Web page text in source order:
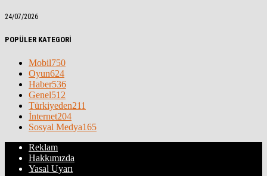
24/07/2026
POPÜLER KATEGORİ
Mobil750
Oyun624
Haber536
Genel512
Türkiyeden211
İnternet204
Sosyal Medya165
Reklam
Hakkımızda
Yasal Uyarı